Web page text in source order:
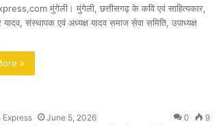
मुंगेली। मुंगेली, छत्तीसगढ़ के कवि एवं साहित्यकार,
संस्थापक एवं अध्यक्ष यादव समाज सेवा समिति, उपाध्यक्ष
»
Express June 5, 2026 0 9